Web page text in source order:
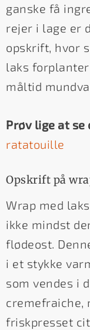
ganske få
rejer i lage er
opskrift, hvor
laks
måltid
Prøv lige at
ratatouille
Opskrift på
Wrap med
ikke mindst
flødeost.
i et stykke
som vendes i
cremefraiche,
friskpresset